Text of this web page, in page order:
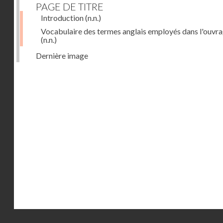
PAGE DE TITRE
Introduction(n.n.)
Vocabulaire des termes anglais employés dans
(n.n.)
Dernière image